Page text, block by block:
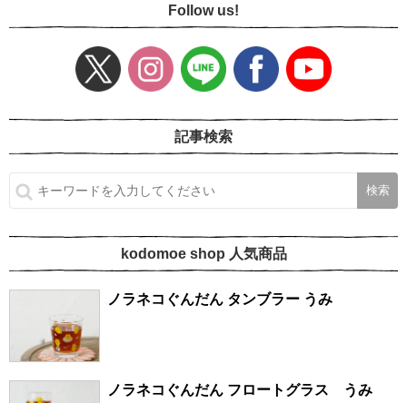
Follow us!
記事検索
kodomoe shop 人気商品
ノラネコぐんだん タンブラー うみ
ノラネコぐんだん フロートグラス うみ